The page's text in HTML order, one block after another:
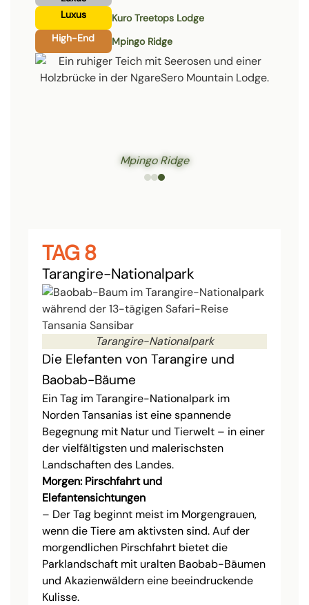
Luxus
Kuro Treetops Lodge
High-End
Mpingo Ridge
Mpingo Ridge
TAG 8
Tarangire-Nationalpark
Tarangire-Nationalpark
Die Elefanten von Tarangire und
Baobab-Bäume
Ein Tag im Tarangire-Nationalpark im
Norden Tansanias ist eine spannende
Begegnung mit Natur und Tierwelt – in einer
der vielfältigsten und malerischsten
Landschaften des Landes.
Morgen: Pirschfahrt und
Elefantensichtungen
– Der Tag beginnt meist im Morgengrauen,
wenn die Tiere am aktivsten sind. Auf der
morgendlichen Pirschfahrt bietet die
Parklandschaft mit uralten Baobab-Bäumen
und Akazienwäldern eine beeindruckende
Kulisse.